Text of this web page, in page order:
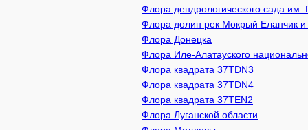
Флора дендрологического сада им.
Флора долин рек Мокрый Еланчик и
Флора Донецка
Флора Иле-Алатауского
Флора квадрата 37TDN3
Флора квадрата 37TDN4
Флора квадрата 37TEN2
Флора Луганской области